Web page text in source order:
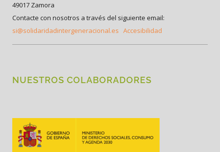
49017 Zamora
Contacte con nosotros a través del siguiente email:
si@solidaridadintergeneracional.es Accesibilidad
NUESTROS COLABORADORES